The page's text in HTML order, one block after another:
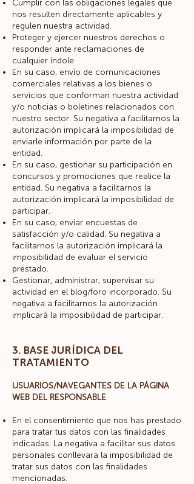
Cumplir con las obligaciones legales que
nos resulten directamente aplicables y
regulen nuestra actividad.
Proteger y ejercer nuestros derechos o
responder ante reclamaciones de
cualquier índole.
En su caso, envío de comunicaciones
comerciales relativas a los bienes o
servicios que conforman nuestra actividad
y/o noticias o boletines relacionados con
nuestro sector. Su negativa a facilitarnos la
autorización implicará la imposibilidad de
enviarle información por parte de la
entidad.
En su caso, gestionar su participación en
concursos y promociones que realice la
entidad. Su negativa a facilitarnos la
autorización implicará la imposibilidad de
participar.
En su caso, enviar encuestas de
satisfacción y/o calidad. Su negativa a
facilitarnos la autorización implicará la
imposibilidad de evaluar el servicio
prestado.
Gestionar, administrar, supervisar su
actividad en el blog/foro incorporado. Su
negativa a facilitarnos la autorización
implicará la imposibilidad de participar.
3. BASE JURÍDICA DEL
TRATAMIENTO
USUARIOS/NAVEGANTES DE LA PÁGINA
WEB DEL RESPONSABLE
En el consentimiento que nos has prestado
para tratar tus datos con las finalidades
indicadas. La negativa a facilitar sus datos
personales conllevara la imposibilidad de
tratar sus datos con las finalidades
mencionadas.